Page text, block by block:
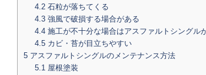
4.2 石粒が落ちてくる
4.3 強風で破損する場合がある
4.4 施工が不十分な場合はアスファルトシングル
4.5 カビ・苔が目立ちやすい
5アスファルトシングルのメンテナンス方法
5.1 屋根塗装